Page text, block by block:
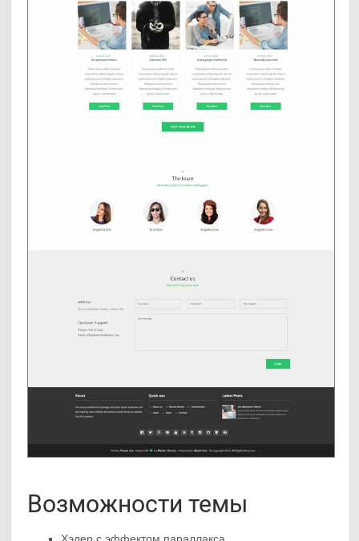
Возможности темы
Хэдер с эффектом параллакса